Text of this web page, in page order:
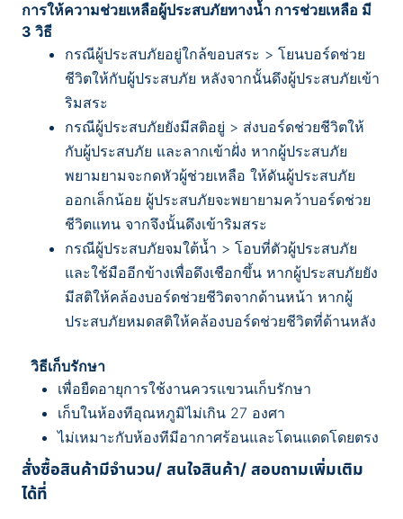
การให้ความช่วยเหลือผู้ประสบภัยทางน้ำ การช่วยเหลือ มี
3 วิธี
กรณีผู้ประสบภัยอยู่ใกล้ขอบสระ > โยนบอร์ดช่วย
ชีวิตให้กับผู้ประสบภัย หลังจากนั้นดึงผู้ประสบภัยเข้า
ริมสระ
กรณีผู้ประสบภัยยังมีสติอยู่ > ส่งบอร์ดช่วยชีวิตให้
กับผู้ประสบภัย และลากเข้าฝั่ง หากผู้ประสบภัย
พยามยามจะกดหัวผู้ช่วยเหลือ ให้ดันผู้ประสบภัย
ออกเล็กน้อย ผู้ประสบภัยจะพยายามคว้าบอร์ดช่วย
ชีวิตแทน จากจึงนั้นดึงเข้าริมสระ
กรณีผู้ประสบภัยจมใต้น้ำ > โอบที่ตัวผู้ประสบภัย
และใช้มืออีกข้างเพื่อดึงเชือกขึ้น หากผู้ประสบภัยยัง
มีสติให้คล้องบอร์ดช่วยชีวิตจากด้านหน้า หากผู้
ประสบภัยหมดสติให้คล้องบอร์ดช่วยชีวิตที่ด้านหลัง
วิธีเก็บรักษา
เพื่อยืดอายุการใช้งานควรแขวนเก็บรักษา
เก็บในห้องทีอุณหภูมิไม่เกิน 27 องศา
ไม่เหมาะกับห้องทีมีอากาศร้อนและโดนแดดโดยตรง
สั่งซื้อสินค้ามีจำนวน/ สนใจสินค้า/ สอบถามเพิ่มเติม
ได้ที่